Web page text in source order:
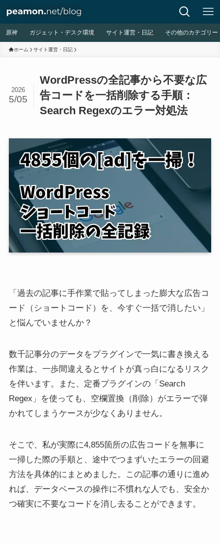
原神 ガジェット・デスク環境 サイト運営・日記 その他のカテゴリー
ホーム サイト運営・日記
WordPressの全記事から不要な広
告コードを一括削除する手順：
Search Regexのエラー対処法
2026
5/05
「過去の記事に手作業で貼ってしまった膨大な広告コ
ード（ショートコード）を、今すぐ一括で消したい」
と悩んでいませんか？
数千記事分のデータをプラグインで一気に書き換える
作業は、一歩間違えるとサイトが真っ白になるリスク
を伴います。また、定番プラグインの「Search
Regex」を使っても、空欄置換（削除）がエラーで弾
かれてしまうケースが少なくありません。
そこで、私が実際に4,855箇所の広告コードを無事に
一掃した際の手順と、途中でつまずいたエラーの回避
方法を具体的にまとめました。この記事の通りに進め
れば、データベースの操作に不慣れな人でも、安全か
つ確実に不要なコードを消し去ることができます。